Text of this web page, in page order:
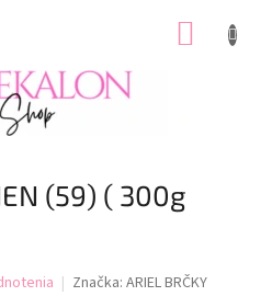
(59) ( 300g
Značka: ARIEL BRČKY